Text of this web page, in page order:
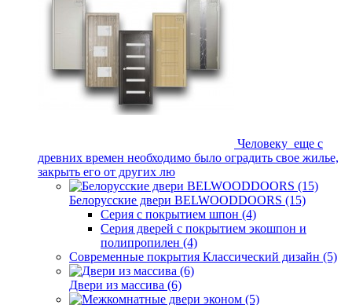
Человеку еще с
древних времен необходимо было оградить свое жилье,
закрыть его от других лю
Белорусские двери BELWOODDOORS (15)
Серия с покрытием шпон (4)
Серия дверей с покрытием экошпон и
полипропилен (4)
Современные покрытия Классический дизайн (5)
Двери из массива (6)